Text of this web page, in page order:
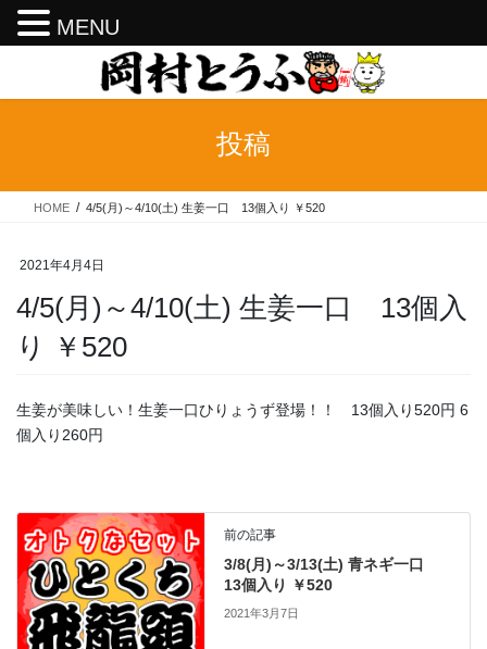
テ
ス
ゲ
ン
投稿
HOME 4/5(月)～4/10(土) 生姜一口 13個入り ￥520
2021年4月4日
4/5(月)～4/10(土) 生姜一口 13個入
り ￥520
生姜が美味しい！生姜一口ひりょうず登場！！ 13個入り520円 6
個入り260円
前の記事
3/8(月)～3/13(土) 青ネギ一口
13個入り ￥520
2021年3月7日
MENU